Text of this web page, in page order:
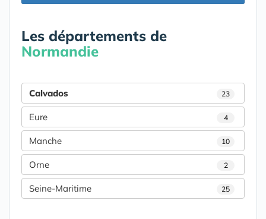
Les départements de
Normandie
Calvados 23
Eure 4
Manche 10
Orne 2
Seine-Maritime 25